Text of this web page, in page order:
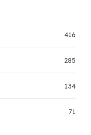
416
285
134
71